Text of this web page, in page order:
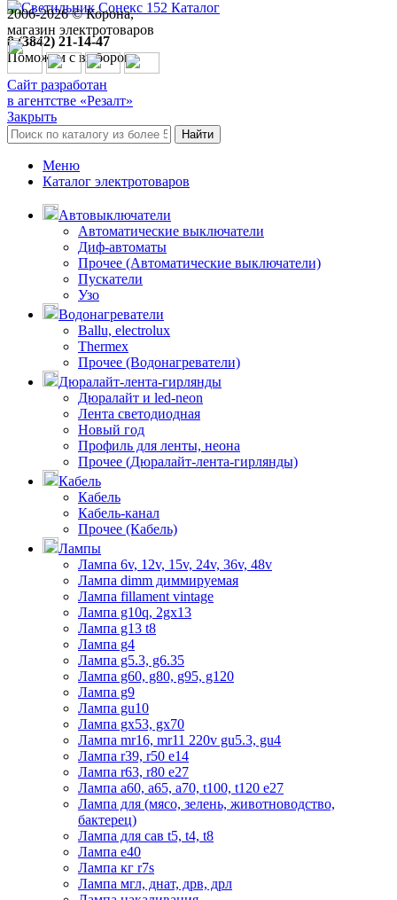
Каталог
8 (3842) 21-14-47
Поможем с выбором
2006-2026© Корона,
магазин электротоваров
Сайт разработан
в агентстве «Резалт»
Закрыть
Найти
Меню
Каталог электротоваров
Автовыключатели
Автоматические выключатели
Диф-автоматы
Прочее (Автоматические выключатели)
Пускатели
Узо
Водонагреватели
Ballu, electrolux
Thermex
Прочее (Водонагреватели)
Дюралайт-лента-гирлянды
Дюралайт и led-neon
Лента светодиодная
Новый год
Профиль для ленты, неона
Прочее (Дюралайт-лента-гирлянды)
Кабель
Кабель
Кабель-канал
Прочее (Кабель)
Лампы
Лампа 6v, 12v, 15v, 24v, 36v, 48v
Лампа dimm диммируемая
Лампа fillament vintage
Лампа g10q, 2gx13
Лампа g13 t8
Лампа g4
Лампа g5.3, g6.35
Лампа g60, g80, g95, g120
Лампа g9
Лампа gu10
Лампа gx53, gx70
Лампа mr16, mr11 220v gu5.3, gu4
Лампа r39, r50 е14
Лампа r63, r80 е27
Лампа а60, а65, а70, t100, t120 е27
Лампа для (мясо, зелень, животноводство,
бактерец)
Лампа для сав t5, t4, t8
Лампа е40
Лампа кг r7s
Лампа мгл, днат, дрв, дрл